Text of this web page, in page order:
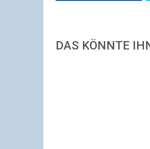
DAS KÖNNTE